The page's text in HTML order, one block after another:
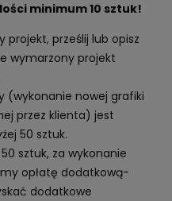
minimum 10 sztuk!
projekt, prześlij lub opisz
wymarzony projekt
(wykonanie nowej grafiki
przez klienta) jest
50 sztuk.
sztuk, za wykonanie
opłatę dodatkową-
dodatkowe